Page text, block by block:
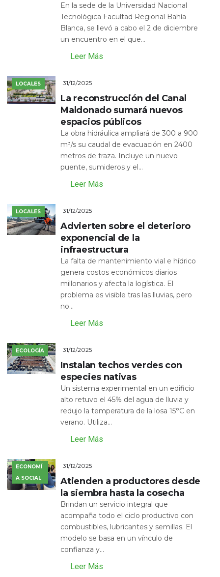
En la sede de la Universidad Nacional
Tecnológica Facultad Regional Bahía
Blanca, se llevó a cabo el 2 de diciembre
un encuentro en el que...
Leer Más
LOCALES 31/12/2025
La reconstrucción del Canal
Maldonado sumará nuevos
espacios públicos
La obra hidráulica ampliará de 300 a 900
m³/s su caudal de evacuación en 2400
metros de traza. Incluye un nuevo
puente, sumideros y el...
Leer Más
LOCALES 31/12/2025
Advierten sobre el deterioro
exponencial de la
infraestructura
La falta de mantenimiento vial e hídrico
genera costos económicos diarios
millonarios y afecta la logística. El
problema es visible tras las lluvias, pero
no...
Leer Más
ECOLOGÍA 31/12/2025
Instalan techos verdes con
especies nativas
Un sistema experimental en un edificio
alto retuvo el 45% del agua de lluvia y
redujo la temperatura de la losa 15°C en
verano. Utiliza...
Leer Más
ECONOMÍ
A SOCIAL
31/12/2025
Atienden a productores desde
la siembra hasta la cosecha
Brindan un servicio integral que
acompaña todo el ciclo productivo con
combustibles, lubricantes y semillas. El
modelo se basa en un vínculo de
confianza y...
Leer Más